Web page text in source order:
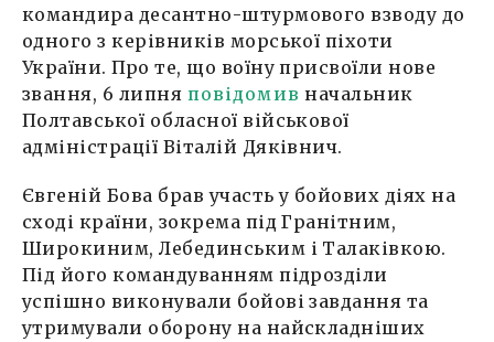
командира десантно-штурмового взводу до
одного з керівників морської піхоти
України. Про те, що воїну присвоїли нове
звання, 6 липня повідомив начальник
Полтавської обласної військової
адміністрації Віталій Дяківнич.
Євгеній Бова брав участь у бойових діях на
сході країни, зокрема під Гранітним,
Широкиним, Лебединським і Талаківкою.
Під його командуванням підрозділи
успішно виконували бойові завдання та
утримували оборону на найскладніших